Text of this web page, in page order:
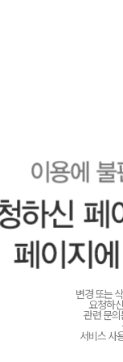
변경 또는
요청하
관련 문
서비스 사